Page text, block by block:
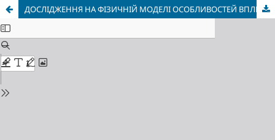
ДОСЛІДЖЕННЯ НА ФІЗИЧНІЙ МОДЕЛІ ОСОБЛИВОСТЕЙ ВПЛИВУ ЗАПИЛЕНОСТІ СЕРЕДОВИЩА НА ЯКІСНІ ПОКАЗНИКИ ГАЗОВОГО, ПАЛАЮЧОГО ФАКЕЛУ